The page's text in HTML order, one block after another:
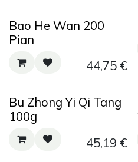
Bao He Wan 200
Pian
44,75€
Bu Zhong Yi Qi Tang
100g
45,19 €